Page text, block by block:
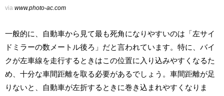
via www.photo-ac.com
一般的に、自動車から見て最も死角になりやすいのは「左サイ
ドミラーの数メートル後ろ」だと言われています。特に、バイ
クが左車線を走行するときはこの位置に入り込みやすくなるた
め、十分な車間距離を取る必要があるでしょう。車間距離が足
りないと、自動車が左折するときに巻き込まれやすくなりま